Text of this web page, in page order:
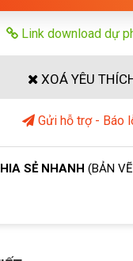
Link download dự
XOÁ YÊU
Gửi hỗ trợ - Báo
SẺ NHANH (BẢN